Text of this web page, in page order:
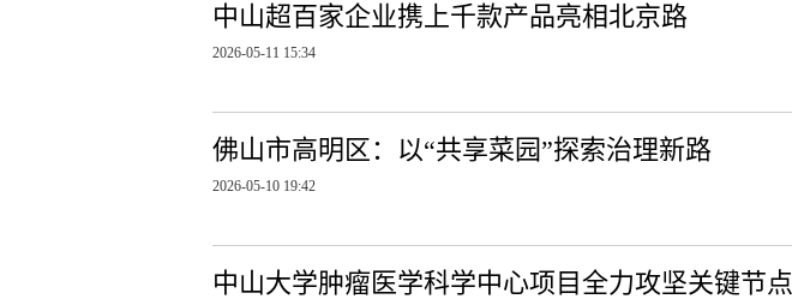
中山超百家企业携上千款产品亮相北京路
2026-05-11 15:34
佛山市高明区：以“共享菜园”探索治理新路
2026-05-10 19:42
中山大学肿瘤医学科学中心项目全力攻坚关键节点